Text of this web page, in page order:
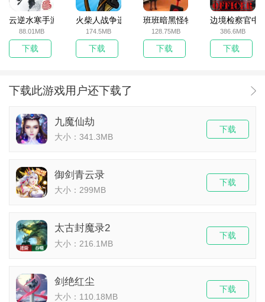
云逆水寒手游
88.01MB
下载
火柴人战争遗产无敌版
174.5MB
下载
班班暗黑怪物生存挑战5
128.75MB
下载
边境检察官中
386.6MB
下载
下载此游戏用户还下载了
九魔仙劫
大小：341.3MB
下载
御剑青云录
大小：299MB
下载
太古封魔录2
大小：216.1MB
下载
剑绝红尘
大小：110.18MB
下载